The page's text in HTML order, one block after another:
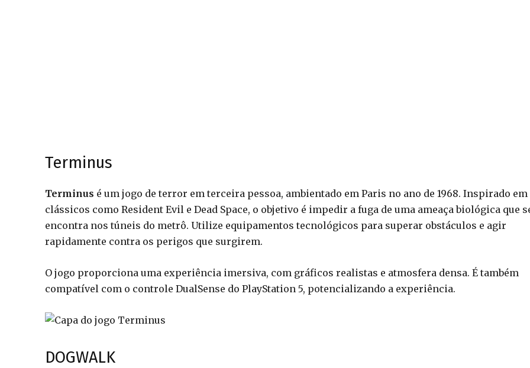
Terminus
Terminus é um jogo de terror em terceira pessoa, ambientado em Paris no ano de 1968. Inspirado em
clássicos como Resident Evil e Dead Space, o objetivo é impedir a fuga de uma ameaça biológica que
encontra nos túneis do metrô. Utilize equipamentos tecnológicos para superar obstáculos e agir
rapidamente contra os perigos que surgirem.
O jogo proporciona uma experiência imersiva, com gráficos realistas e atmosfera densa. É também
compatível com o controle DualSense do PlayStation 5, potencializando a experiência.
DOGWALK